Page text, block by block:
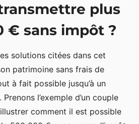
plus
€ sans impôt ?
solutions citées dans cet
patrimoine sans frais de
à fait possible jusqu’à un
l’exemple d’un couple
comment il est possible